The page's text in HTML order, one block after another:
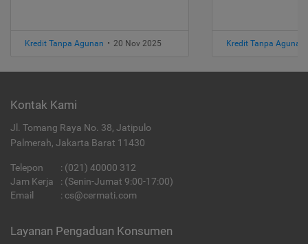
Kredit Tanpa Agunan • 20 Nov 2025 Kredit Tanpa Agunan
Kontak Kami
Jl. Tomang Raya No. 38, Jatipulo
Palmerah, Jakarta Barat 11430
Telepon : (021) 40000 312
Jam Kerja
: (Senin-Jumat 9:00-17:00)
Email
: cs@cermati.com
Layanan Pengaduan Konsumen